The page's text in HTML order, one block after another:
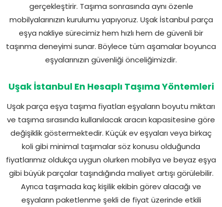
gerçekleştirir. Taşıma sonrasında aynı özenle
mobilyalarınızın kurulumu yapıyoruz. Uşak İstanbul parça
eşya nakliye sürecimiz hem hızlı hem de güvenli bir
taşınma deneyimi sunar. Böylece tüm aşamalar boyunca
eşyalarınızın güvenliği önceliğimizdir.
Uşak İstanbul En Hesaplı Taşıma Yöntemleri
Uşak parça eşya taşıma fiyatları eşyaların boyutu miktarı
ve taşıma sırasında kullanılacak aracın kapasitesine göre
değişiklik göstermektedir. Küçük ev eşyaları veya birkaç
koli gibi minimal taşımalar söz konusu olduğunda
fiyatlarımız oldukça uygun olurken mobilya ve beyaz eşya
gibi büyük parçalar taşındığında maliyet artışı görülebilir.
Ayrıca taşımada kaç kişilik ekibin görev alacağı ve
eşyaların paketlenme şekli de fiyat üzerinde etkili